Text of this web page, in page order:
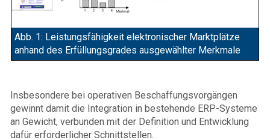
Abb. 1: Leistungsfähigkeit elektronischer Marktplätze
anhand des Erfüllungsgrades ausgewählter Merkmale
Insbesondere bei operativen Beschaffungsvorgängen
gewinnt damit die Integration in bestehende ERP-Systeme
an Gewicht, verbunden mit der Definition und Entwicklung
dafür erforderlicher Schnittstellen.